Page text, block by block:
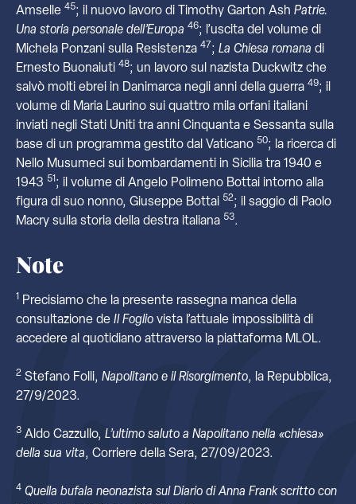
Amselle 45; il nuovo lavoro di Timothy Garton Ash Patrie.
Una storia personale dell’Europa 46; l’uscita del volume di
Michela Ponzani sulla Resistenza 47; La Chiesa romana di
Ernesto Buonaiuti 48; un lavoro sul nazista Duckwitz che
salvò molti ebrei in Danimarca negli anni della guerra 49; il
volume di Maria Laurino sui quattro mila orfani italiani
inviati negli Stati Uniti tra anni Cinquanta e Sessanta sulla
base di un programma gestito dal Vaticano 50; la ricerca di
Nello Musumeci sui bombardamenti in Sicilia tra 1940 e
1943 51; il volume di Angelo Polimeno Bottai intorno alla
figura di suo nonno, Giuseppe Bottai 52; il saggio di Paolo
Macry sulla storia della destra italiana 53.
Note
1 Precisiamo che la presente rassegna manca della
consultazione de Il Foglio vista l’attuale impossibilità di
accedere al quotidiano attraverso la piattaforma MLOL.
2 Stefano Folli, Napolitano e il Risorgimento, la Repubblica,
27/9/2023.
3 Aldo Cazzullo, L’ultimo saluto a Napolitano nella «chiesa»
della sua vita, Corriere della Sera, 27/09/2023.
4 Quella bufala neonazista sul Diario di Anna Frank scritto con